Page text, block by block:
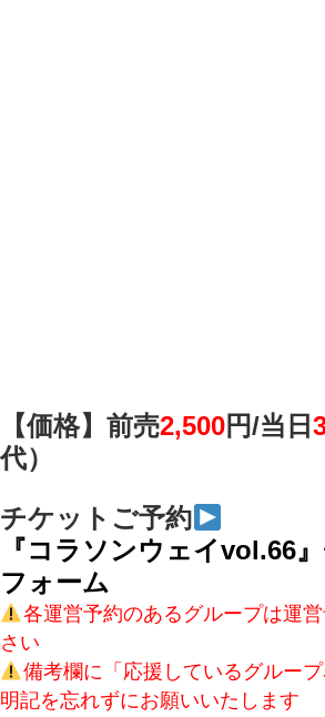
【価格】前売2,500円/当日
代）
チケットご予約
『コラソンウェイvol.66
フォーム
各運営予約のあるグループは運
さい
備考欄に「応援しているグルー
明記を忘れずにお願いいたします